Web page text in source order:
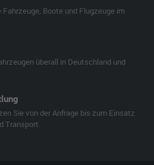
Boote und Flugzeuge im
überall in Deutschland und
Sie von der Anfrage bis zum Einsatz
Transport.